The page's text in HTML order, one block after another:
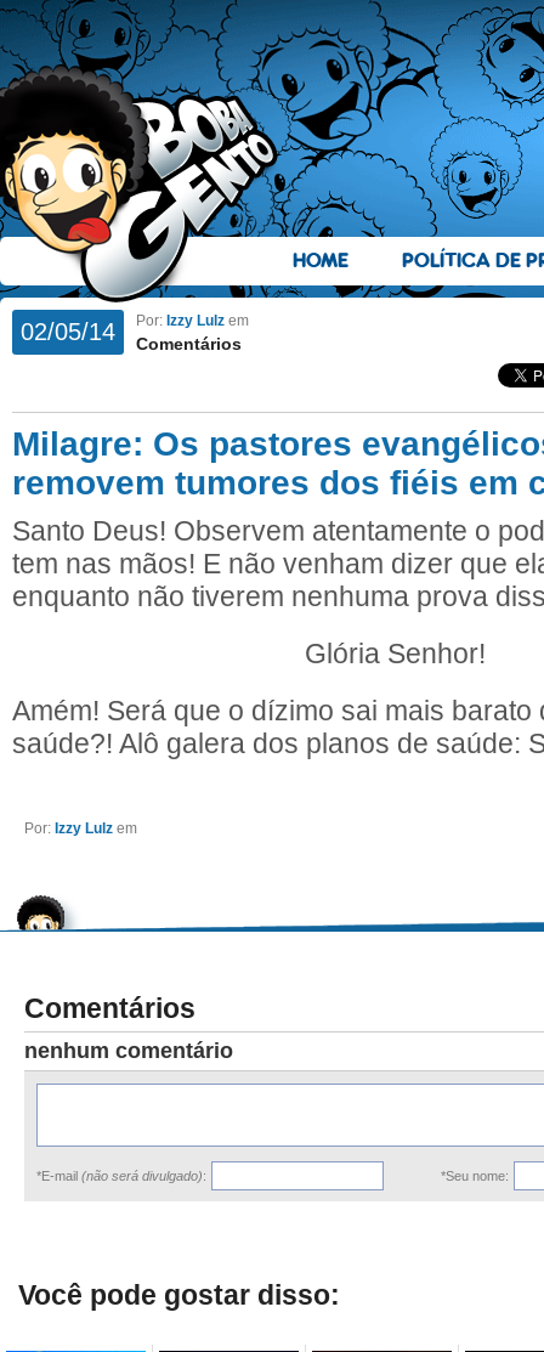
HOME POLÍTICA DE
02/05/14 Por: Izzy Lulz em
Comentários
Milagre: Os pastores
removem tumores dos fiéis em
Santo Deus! Observem atentamente o
tem nas mãos! E não venham dizer que
enquanto não tiverem nenhuma prova
Glória Senhor!
Amém! Será que o dízimo sai mais barato
saúde?! Alô galera dos planos de saúde:
Por: Izzy Lulz em
Comentários
nenhum comentário
*E-mail (não será divulgado): *Seu nome:
Você pode gostar disso: